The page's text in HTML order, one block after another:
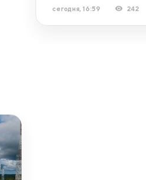
сегодня, 16:59 242